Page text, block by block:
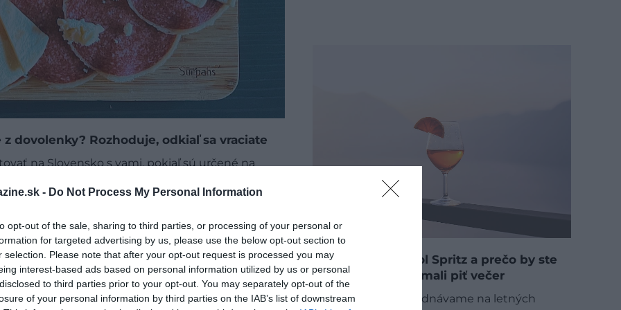
- Do Not Process My Personal Information
opt-out of the sale, sharing to third parties, or processing of your personal or
for targeted advertising by us, please use the below opt-out section to
selection. Please note that after your opt-out request is processed you may
interest-based ads based on personal information utilized by us or personal
to third parties prior to your opt-out. You may separately opt-out of the
of your personal information by third parties on the IAB’s list of downstream
dovolenky? Rozhoduje, odkiaľ sa vraciate
na Slovensko s vami, pokiaľ sú určené na
únie však platia podstatne prísnejšie
alebo letisku odobrať.
Ako vznikol Aperol Spritz a prečo by ste
ho v Taliansku nemali piť večer
Aperol Spritz si objednávame na letných